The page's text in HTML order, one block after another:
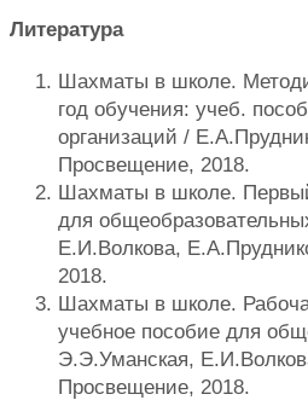
Литература
Шахматы в школе.
год обучения: учеб.
организаций /
Просвещение, 2018.
Шахматы в школе.
для
Е.И.Волкова,
2018.
Шахматы в школе.
учебное пособие для
Э.Э.Уманская,
Просвещение, 2018.